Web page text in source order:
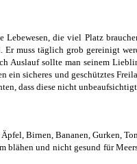
die viel Platz
Er muss täglich grob gereinigt
Auslauf sollte man seinem
ein sicheres und geschütztes
dass diese nicht
Birnen, Bananen, Gurken,
blähen und nicht gesund für